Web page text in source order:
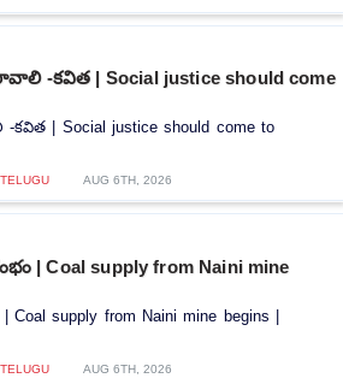
| Social justice should come
| Social justice should come to
AUG 6TH, 2026
| Coal supply from Naini mine
supply from Naini mine begins |
AUG 6TH, 2026